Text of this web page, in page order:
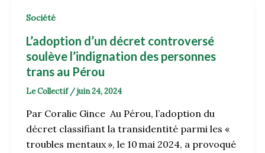
Société
L’adoption d’un décret controversé
soulève l’indignation des personnes
trans au Pérou
Le Collectif /juin 24, 2024
Par Coralie Gince Au Pérou, l’adoption du
décret classifiant la transidentité parmi les «
troubles mentaux », le 10 mai 2024, a provoqué